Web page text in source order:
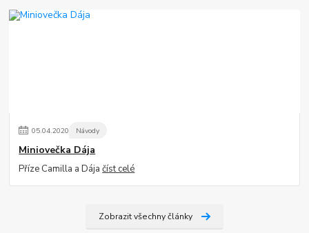
05.04.2020 Návody
Miniovečka Dája
Příze Camilla a Dájačíst celé
Zobrazit všechny články